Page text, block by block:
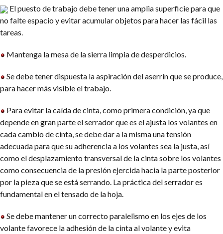
Buscador de Legislación
El puesto de trabajo debe tener una amplia superficie para que
no falte espacio y evitar acumular objetos para hacer las fácil las
tareas.
Mantenga la mesa de la sierra limpia de desperdicios.
Se debe tener dispuesta la aspiración del aserrín que se produce,
para hacer más visible el trabajo.
Para evitar la caída de cinta, como primera condición, ya que
depende en gran parte el serrador que es el ajusta los volantes en
cada cambio de cinta, se debe dar a la misma una tensión
adecuada para que su adherencia a los volantes sea la justa, así
como el desplazamiento transversal de la cinta sobre los volantes
como consecuencia de la presión ejercida hacia la parte posterior
por la pieza que se está serrando. La práctica del serrador es
fundamental en el tensado de la hoja.
Se debe mantener un correcto paralelismo en los ejes de los
volante favorece la adhesión de la cinta al volante y evita